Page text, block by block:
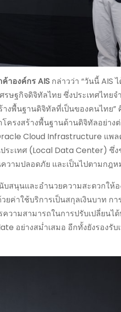
าองค์กรAIS กล่าวว่า “วันนี้ AIS
กิจดิจิทัลไทย ซึ่งประเทศไทยจ
างพื้นฐานดิจิทัลที่เป็นของคนไท
ครงสร้างพื้นฐานด้านดิจิทัลอย่าง
Cloud Infrastructure แพ
ระเทศ (Local Data Center) ซึ่
วามปลอดภัย และเป็นไปตามกฎห
บสนุนและอำนวยความสะดวกใ
ยค่าใช้บริการเป็นสกุลเงินบาท
วามสามารถในการปรับเปลี่ยนไ
อย่างสม่ำเสมอ อีกทั้งยังรองรั